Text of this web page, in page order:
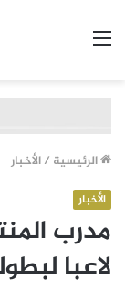
الرئيسية /الأخبار
الأخبار
لاعبا